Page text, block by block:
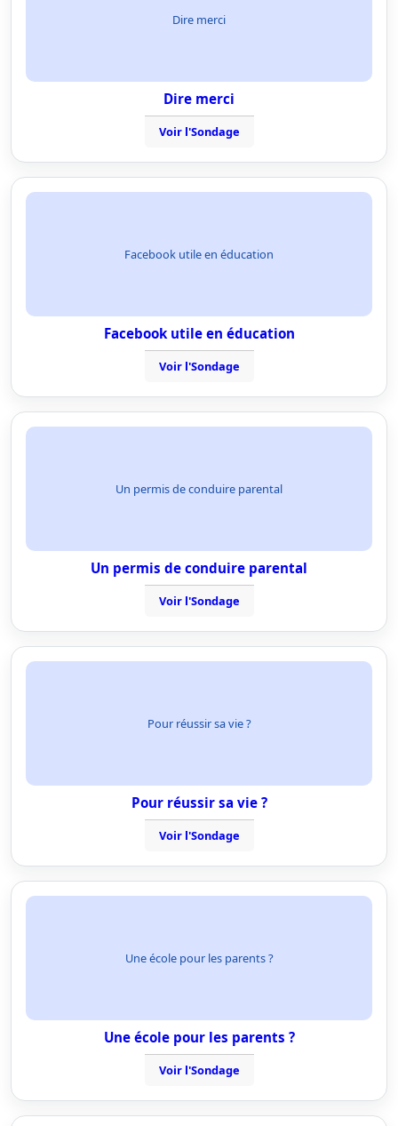
Dire merci
Dire merci
Voir l'Sondage
Facebook utile en éducation
Facebook utile en éducation
Voir l'Sondage
Un permis de conduire parental
Un permis de conduire parental
Voir l'Sondage
Pour réussir sa vie ?
Pour réussir sa vie ?
Voir l'Sondage
Une école pour les parents ?
Une école pour les parents ?
Voir l'Sondage